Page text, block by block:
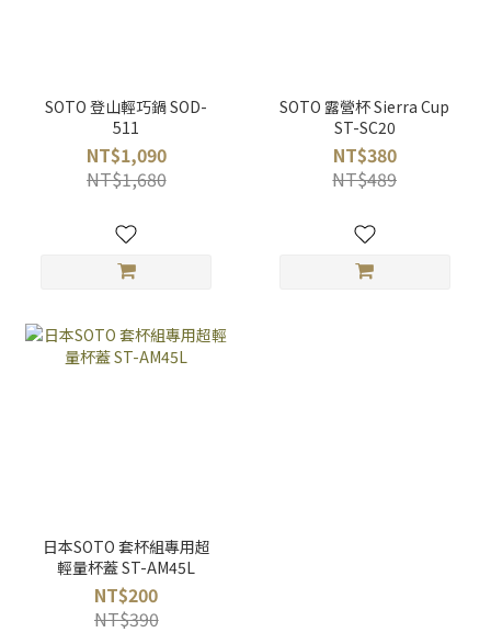
SOTO 登山輕巧鍋 SOD-
511
NT$1,090
NT$1,680
SOTO 露營杯 Sierra Cup
ST-SC20
NT$380
NT$489
日本SOTO 套杯組專用超
輕量杯蓋 ST-AM45L
NT$200
NT$390